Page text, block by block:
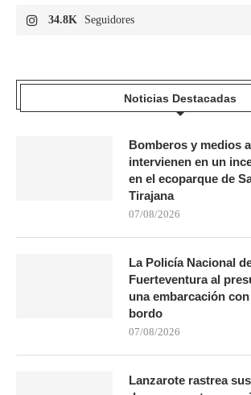
34.8K Seguidores
Noticias Destacadas
Bomberos y medios
intervienen en un
en el ecoparque de
Tirajana
07/08/2026
La Policía Nacional
Fuerteventura al
una embarcación
bordo
07/08/2026
Lanzarote rastrea